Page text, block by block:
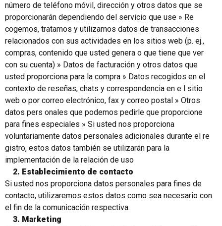
número de teléfono móvil, dirección y otros datos que se
proporcionarán dependiendo del servicio que use » Re
cogemos, tratamos y utilizamos datos de transacciones
relacionados con sus actividades en los sitios web (p. ej.,
compras, contenido que usted genera o que tiene que ver
con su cuenta) » Datos de facturación y otros datos que
usted proporciona para la compra » Datos recogidos en el
contexto de reseñas, chats y correspondencia en e l sitio
web o por correo electrónico, fax y correo postal » Otros
datos pers onales que podemos pedirle que proporcione
para fines especiales » Si usted nos proporciona
voluntariamente datos personales adicionales durante el re
gistro, estos datos también se utilizarán para la
implementación de la relación de uso
2. Establecimiento de contacto
Si usted nos proporciona datos personales para fines de
contacto, utilizaremos estos datos como sea necesario con
el fin de la comunicación respectiva.
3. Marketing